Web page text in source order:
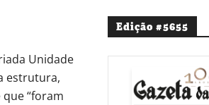
Unidade
estrutura,
“foram
Edição #5655